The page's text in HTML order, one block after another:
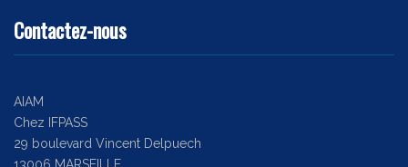
Contactez-nous
AIAM
Chez IFPASS
29 boulevard Vincent Delpuech
13006 MARSEILLE